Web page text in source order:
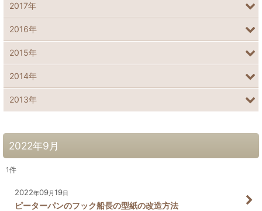
2022年9月
1件
2022年09月19日
ピーターパンのフック船長の型紙の改造方法
2017年
2016年
2015年
2014年
2013年